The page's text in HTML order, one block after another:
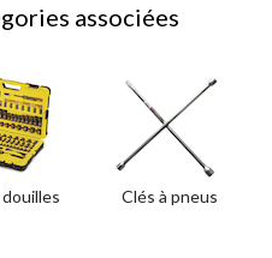
associées
douilles
Clés à pneus